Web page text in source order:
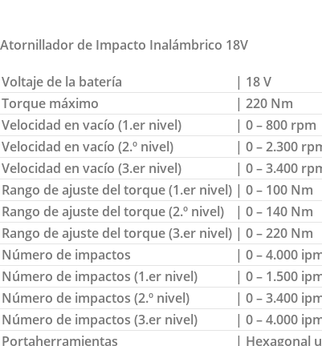
Atornillador de Impacto Inalámbrico 18V
Voltaje de la batería
| 18 V
Torque máximo
| 220 Nm
Velocidad en vacío (1.er nivel)
| 0 – 800 rpm
Velocidad en vacío (2.º nivel)
| 0 – 2.300
Velocidad en vacío (3.er nivel)
| 0 – 3.400
Rango de ajuste del torque (1.er nivel) | 0 – 100 Nm
Rango de ajuste del torque (2.º nivel)
| 0 – 140 Nm
Rango de ajuste del torque (3.er nivel) | 0 – 220 Nm
Número de impactos
| 0 – 4.000
Número de impactos (1.er nivel)
| 0 – 1.500
Número de impactos (2.º nivel)
| 0 – 3.400
Número de impactos (3.er nivel)
| 0 – 4.000
Portaherramientas
| Hexagonal